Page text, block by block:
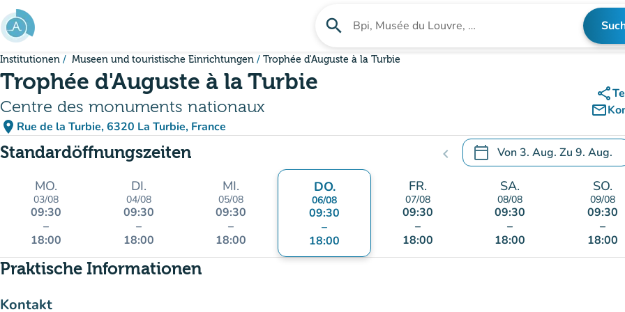
Gehe zum Hauptinhalt
search Suche nach einer Einrichtung
Institutionen Museen und touristische Einrichtungen Trophée d'Auguste à la Turbie
Trophée d'Auguste à la Turbie
Centre des monuments nationaux
place Rue de la Turbie, 6320 La Turbie, France
(in Google Maps öffnen)
(new tab)
share
mail_outline
Standardöffnungszeiten chevron_left calendar_today Von3. Aug. Zu 9. Aug.
.Öffnen Sie den Kalender, um
MO.
03/08
09:30
–
18:00
DI.
04/08
09:30
–
18:00
MI.
05/08
09:30
–
18:00
DO.
06/08
09:30
–
18:00
FR.
07/08
09:30
–
18:00
SA.
08/08
09:30
–
18:00
SO.
09/08
09:30
–
18:00
Praktische Informationen
Kontakt